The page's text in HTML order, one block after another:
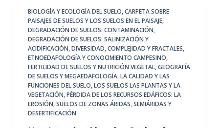
BIOLOGÍA Y ECOLOGÍA DEL SUELO,CARPETA SOBRE
PAISAJES DE SUELOS Y LOS SUELOS EN EL PAISAJE,
DEGRADACIÓN DE SUELOS: CONTAMINACIÓN,
DEGRADACIÓN DE SUELOS: SALINIZACIÓN Y
ACIDIFICACIÓN,DIVERSIDAD, COMPLEJIDAD Y FRACTALES,
ETNOEDAFOLOGÍA Y CONOCIMIENTO CAMPESINO,
FERTILIDAD DE SUELOS Y NUTRICIÓN VEGETAL,GEOGRAFÍA
DE SUELOS Y MEGAEDAFOLOGÍA,LA CALIDAD Y LAS
FUNCIONES DEL SUELO,LOS SUELOS LAS PLANTAS Y LA
VEGETACIÓN,PÉRDIDA DE LOS RECURSOS EDÁFICOS: LA
EROSIÓN,SUELOS DE ZONAS ÁRIDAS, SEMIÁRIDAS Y
DESERTIFICACIÓN